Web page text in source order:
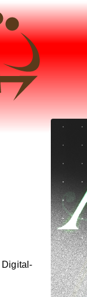
Digital-